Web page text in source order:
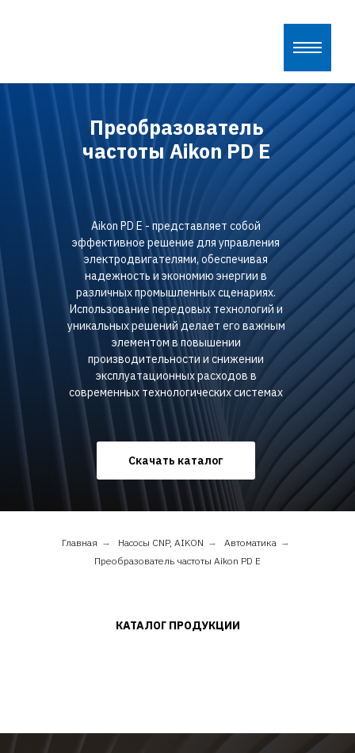
Преобразователь
частоты Aikon PD E
Aikon PD E - представляет собой
эффективное решение для управления
электродвигателями, обеспечивая
надежность и экономию энергии в
различных промышленных сценариях.
Использование передовых технологий и
уникальных решений делает его важным
элементом в повышении
производительности и снижении
эксплуатационных расходов в
современных технологических системах
Скачать каталог
Главная → Насосы CNP, AIKON → Автоматика →
Преобразователь частоты Aikon PD E
КАТАЛОГ ПРОДУКЦИИ